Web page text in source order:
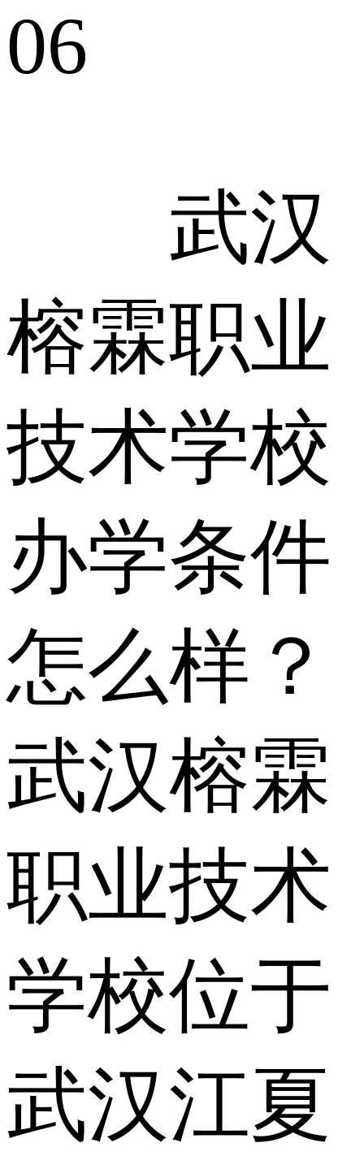
06
武汉
榕霖职业
技术学校
办学条件
怎么样？
武汉榕霖
职业技术
学校位于
武汉江夏